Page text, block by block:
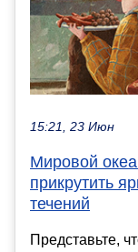
15:21, 23 Июн
Мировой
прикрутить
течений
Представьте,